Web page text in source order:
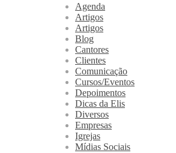
Agenda
Artigos
Artigos
Blog
Cantores
Clientes
Comunicação
Cursos/Eventos
Depoimentos
Dicas da Elis
Diversos
Empresas
Igrejas
Mídias Sociais